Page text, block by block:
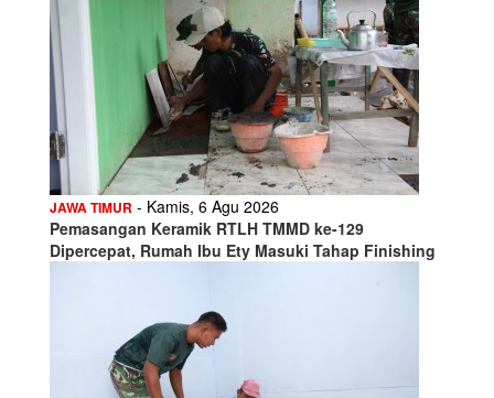
JAWA TIMUR - Kamis, 6 Agu 2026
Pemasangan Keramik RTLH TMMD ke-129
Dipercepat, Rumah Ibu Ety Masuki Tahap Finishing